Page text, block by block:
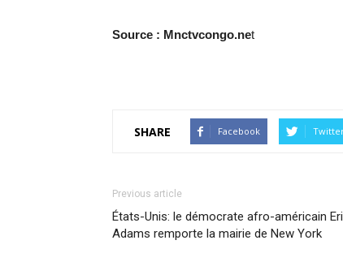
Source : Mnctvcongo.net
SHARE Facebook
Previous article
États-Unis: le démocrate afro-américain
Adams remporte la mairie de New York